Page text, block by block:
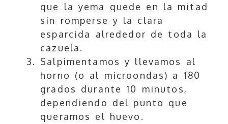
que la yema quede en la mitad
sin romperse y la clara
esparcida alrededor de toda la
cazuela.
Salpimentamos y llevamos al
horno (o al microondas) a 180
grados durante 10 minutos,
dependiendo del punto que
queramos el huevo.